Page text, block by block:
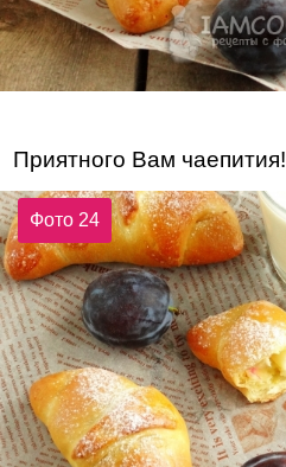
Приятного Вам чаепития!
Фото 24